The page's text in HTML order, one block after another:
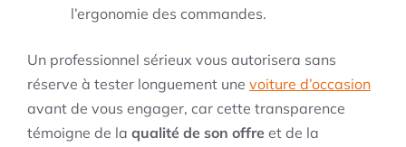
l’ergonomie des commandes.
Un professionnel sérieux vous autorisera sans
réserve à tester longuement une voiture d’occasion
avant de vous engager, car cette transparence
témoigne de la qualité de son offre et de la